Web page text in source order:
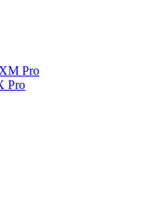
Pro
Pro